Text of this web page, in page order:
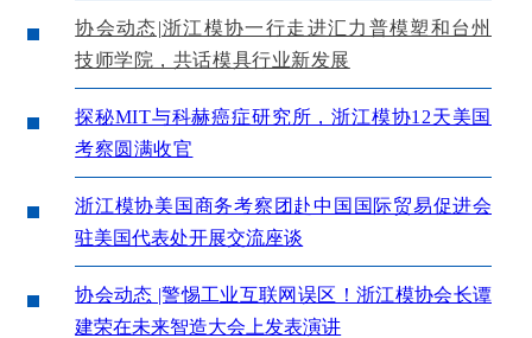
协会动态|浙江模协一行走进汇力普模塑和台州
技师学院，共话模具行业新发展
探秘MIT与科赫癌症研究所，浙江模协12天美国
考察圆满收官
浙江模协美国商务考察团赴中国国际贸易促进会
驻美国代表处开展交流座谈
协会动态 |警惕工业互联网误区！浙江模协会长谭
建荣在未来智造大会上发表演讲